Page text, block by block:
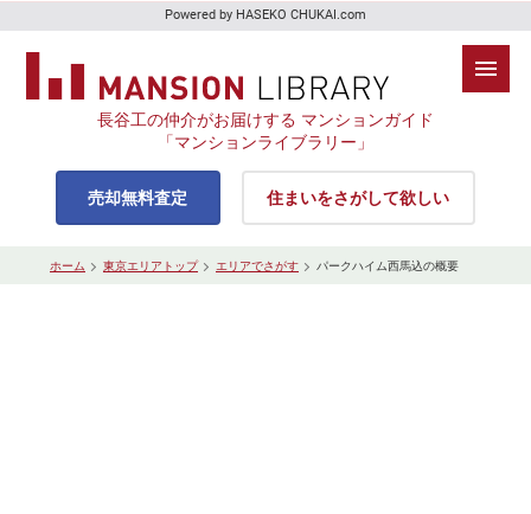
Powered by HASEKO CHUKAI.com
長谷工の仲介がお届けする マンションガイド
「マンションライブラリー」
売却無料査定 住まいをさがして欲しい
ホーム 東京エリアトップ エリアでさがす パークハイム西馬込の概要